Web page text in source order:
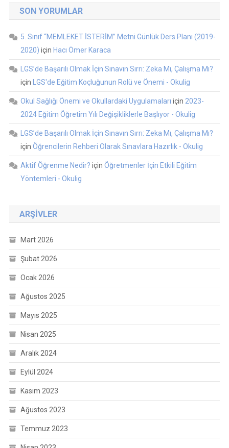
SON YORUMLAR
5. Sınıf “MEMLEKET İSTERİM” Metni Günlük Ders Planı (2019-
2020) için Hacı Ömer Karaca
LGS’de Başarılı Olmak İçin Sınavın Sırrı: Zeka Mı, Çalışma Mı?
için
LGS'de Eğitim Koçluğunun Rolü ve Önemi - Okulig
Okul Sağlığı Önemi ve Okullardaki Uygulamaları için 2023-
2024 Eğitim Öğretim Yılı Değişikliklerle Başlıyor - Okulig
LGS’de Başarılı Olmak İçin Sınavın Sırrı: Zeka Mı, Çalışma Mı?
için Öğrencilerin Rehberi Olarak Sınavlara Hazırlık - Okulig
Aktif Öğrenme Nedir? için Öğretmenler İçin Etkili Eğitim
Yöntemleri - Okulig
ARŞIVLER
Mart 2026
Şubat 2026
Ocak 2026
Ağustos 2025
Mayıs 2025
Nisan 2025
Aralık 2024
Eylül 2024
Kasım 2023
Ağustos 2023
Temmuz 2023